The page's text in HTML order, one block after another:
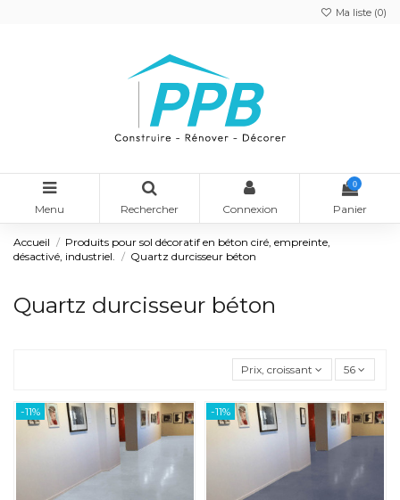
Ma liste (0)
Menu Rechercher Connexion
0
Panier
Accueil
Produits pour sol décoratif en béton ciré, empreinte,
désactivé, industriel.
Quartz durcisseur béton
Quartz durcisseur béton
Prix, croissant 56
-11% -11%